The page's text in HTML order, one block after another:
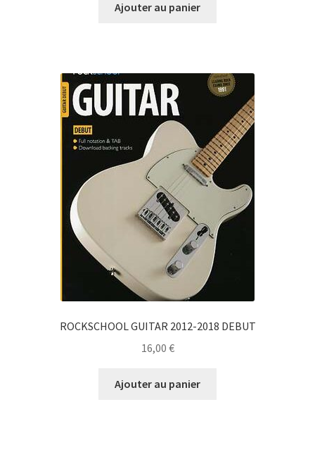
Ajouter au panier
ROCKSCHOOL GUITAR 2012-2018 DEBUT
16,00 €
Ajouter au panier